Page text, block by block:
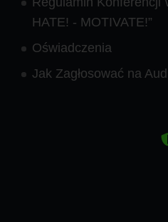
HATE! - MOTIVATE!”
Oświadczenia
Jak Zagłosować na